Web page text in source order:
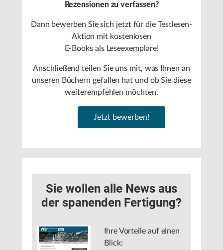
Rezensionen zu verfassen?
Dann bewerben Sie sich jetzt für die Testlesen-
Aktion mit kostenlosen
E-Books als Leseexemplare!
Anschließend teilen Sie uns mit, was Ihnen an
unseren Büchern gefallen hat und ob Sie diese
weiterempfehlen möchten.
Jetzt bewerben!
Sie wollen alle News aus
der spanenden Fertigung?
Ihre Vorteile auf einen
Blick: